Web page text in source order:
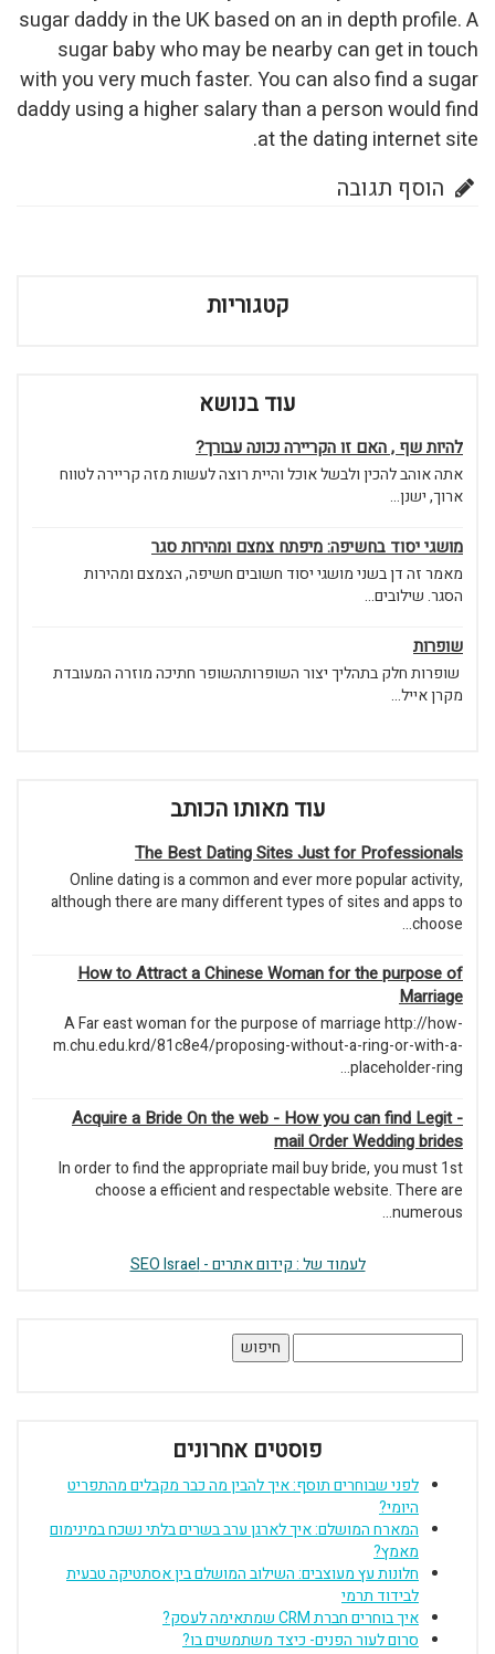
sugar daddy in the UK based on an in depth profile. A
sugar baby who may be nearby can get in touch
with you very much faster. You can also find a sugar
daddy using a higher salary than a person would find
at the dating internet site.
הוסף תגובה
קטגוריות
עוד בנושא
להיות שף , האם זו הקריירה נכונה עבורך?
אתה אוהב להכין ולבשל אוכל והיית רוצה לעשות מזה קריירה לטווח
ארוך, ישנן...
מושגי יסוד בחשיפה: מיפתח צמצם ומהירות סגר
מאמר זה דן בשני מושגי יסוד חשובים חשיפה, הצמצם ומהירות
הסגר. שילובים...
שופרות
שופרות חלק בתהליך יצור השופרותהשופר חתיכה מוזרה המעובדת
מקרן אייל...
עוד מאותו הכותב
The Best Dating Sites Just for Professionals
Online dating is a common and ever more popular activity,
although there are many different types of sites and apps to
choose...
How to Attract a Chinese Woman for the purpose of
Marriage
A Far east woman for the purpose of marriage http://how-
m.chu.edu.krd/81c8e4/proposing-without-a-ring-or-with-a-
placeholder-ring...
Acquire a Bride On the web - How you can find Legit -
mail Order Wedding brides
In order to find the appropriate mail buy bride, you must 1st
choose a efficient and respectable website. There are
numerous...
לעמוד של : קידום אתרים - SEO Israel
פוסטים אחרונים
לפני שבוחרים תוסף: איך להבין מה כבר מקבלים מהתפריט
היומי?
המארח המושלם: איך לארגן ערב בשרים בלתי נשכח במינימום
מאמץ?
חלונות עץ מעוצבים: השילוב המושלם בין אסתטיקה טבעית
לבידוד תרמי
איך בוחרים חברת CRM שמתאימה לעסק?
סרום לעור הפנים- כיצד משתמשים בו?